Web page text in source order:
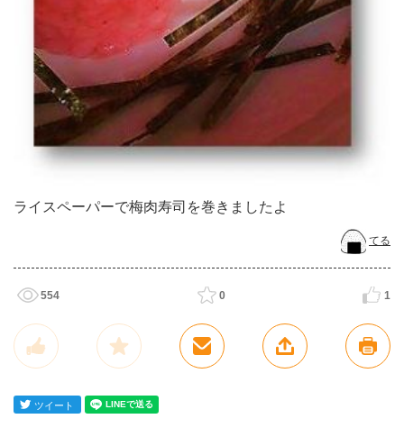
ライスペーパーで梅肉寿司を巻きましたよ
てる
554 0 1